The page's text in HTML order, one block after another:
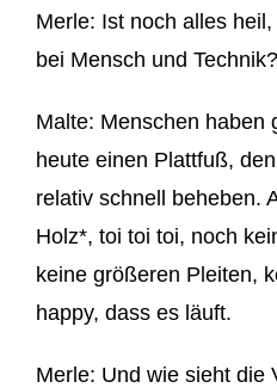
Merle: Ist noch alles
bei Mensch und Technik?
Malte: Menschen haben
heute einen Plattfuß,
relativ schnell beheben.
Holz*, toi toi toi, noch
keine größeren Pleiten,
happy, dass es läuft.
Merle: Und wie sieht die